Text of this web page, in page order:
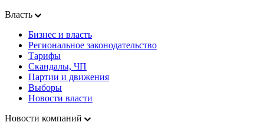
Власть
Бизнес и власть
Региональное законодательство
Тарифы
Скандалы, ЧП
Партии и движения
Выборы
Новости власти
Новости компаний